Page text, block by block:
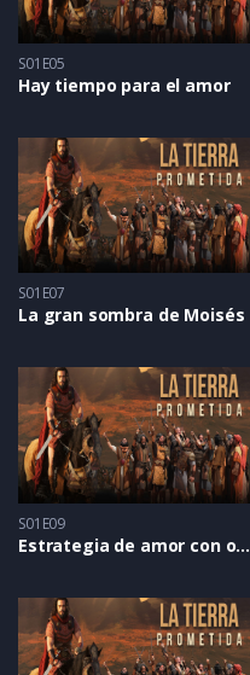
S01E05
Hay tiempo para el amor
S01E07
La gran sombra de Moisés
S01E09
Estrategia de amor con odio